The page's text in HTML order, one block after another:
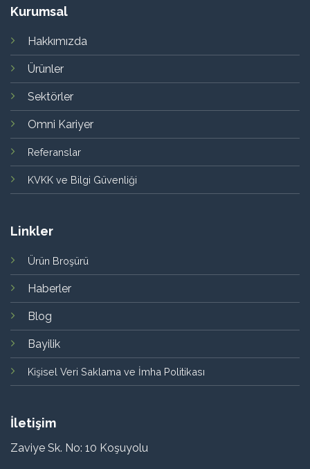
Kurumsal
Hakkımızda
Ürünler
Sektörler
Omni Kariyer
Referanslar
KVKK ve Bilgi Güvenliği
Linkler
Ürün Broşürü
Haberler
Blog
Bayilik
Kişisel Veri Saklama ve İmha Politikası
İletişim
Zaviye Sk. No: 10 Koşuyolu